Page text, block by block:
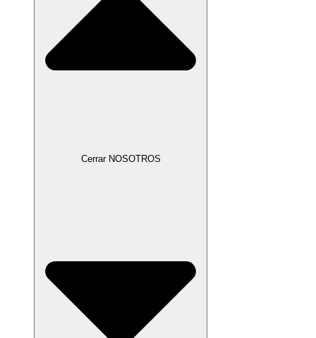
Cerrar NOSOTROS